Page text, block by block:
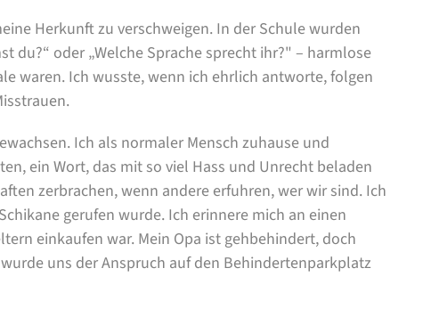
Herkunft zu verschweigen. In der Schule wurden
du?“ oder „Welche Sprache sprecht ihr?" – harmlose
waren. Ich wusste, wenn ich ehrlich antworte, folgen
Ich als normaler Mensch zuhause und
ein Wort, das mit so viel Hass und Unrecht beladen
zerbrachen, wenn andere erfuhren, wer wir sind. Ich
gerufen wurde. Ich erinnere mich an einen
einkaufen war. Mein Opa ist gehbehindert, doch
uns der Anspruch auf den Behindertenparkplatz